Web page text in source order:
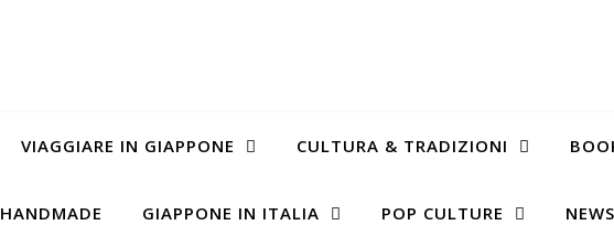
VIAGGIARE IN GIAPPONE CULTURA & TRADIZIONI
HANDMADE GIAPPONE IN ITALIA POP CULTURE